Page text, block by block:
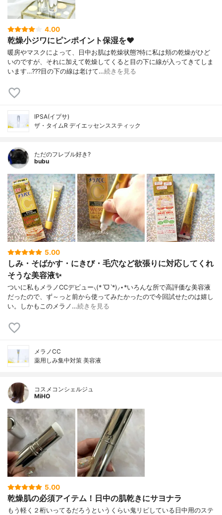
4.00
乾燥小ジワにピンポイント保湿を❤️
暖房やマスクによって、日中お肌は乾燥状態?特に私は頬の乾燥がひど
いのですが、それに加えて乾燥してくると目の下に線が入ってきてしま
います…???目の下の線は老けて…続きを見る
IPSA(イプサ)
ザ・タイムR デイエッセンススティック
ただのフレブル好き?
bubu
5.00
しみ・そばかす・にきび・毛穴など欲張りに対応してくれ
そうな美容液✨
ついに私もメラノCCデビュー⸜(*ˊᗜˋ*)⸝⋆*いろんな所で高評価な美容液
だったので、ず～っと前から使ってみたかったので今回試せたのは嬉し
い。しかもこのメラノ…続きを見る
メラノCC
薬用しみ集中対策 美容液
コスメコンシェルジュ
MiHO
5.00
乾燥肌の必須アイテム！日中の肌乾きにサヨナラ
もう軽く２桁いってるだろうというくらい鬼リピしている日中用のステ